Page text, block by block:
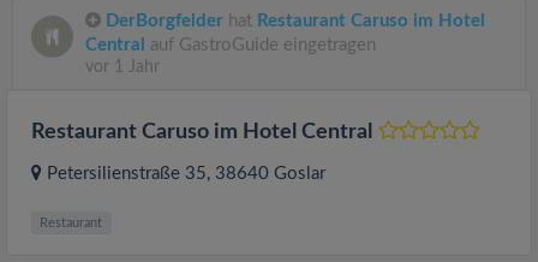
DerBorgfelder hat Restaurant Caruso im Hotel
Central
auf GastroGuide eingetragen
vor 1 Jahr
Restaurant Caruso im Hotel Central
Petersilienstraße 35, 38640 Goslar
Restaurant